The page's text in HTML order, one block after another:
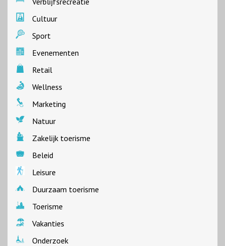
Cultuur
Sport
Evenementen
Retail
Wellness
Marketing
Natuur
Zakelijk toerisme
Beleid
Leisure
Duurzaam toerisme
Toerisme
Vakanties
Onderzoek